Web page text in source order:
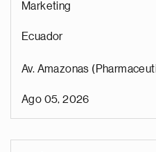
Marketing
Ecuador
Av. Amazonas
Ago 05, 2026